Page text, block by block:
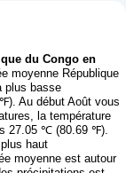
du Congo en
moyenne République
plus basse
Au début Août vous
la température
27.05 ℃ (80.69 ℉).
haut
moyenne est autour